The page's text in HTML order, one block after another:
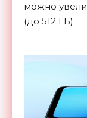
можно
(до 512 ГБ).